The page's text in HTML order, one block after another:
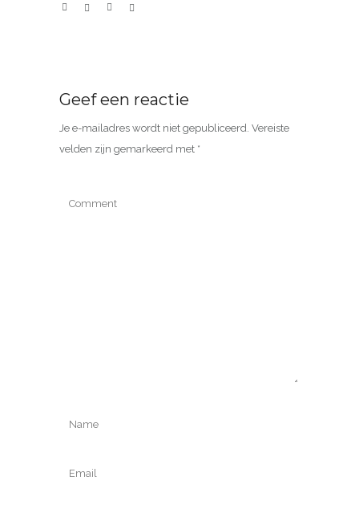
Geef een reactie
Je e-mailadres wordt niet gepubliceerd. Vereiste
velden zijn gemarkeerd met *